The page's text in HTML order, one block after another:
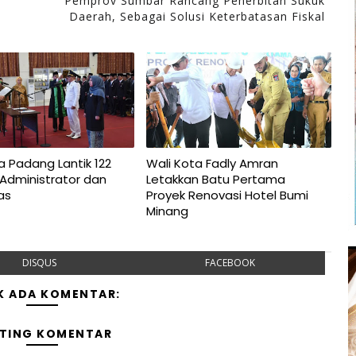
Daerah, Sebagai Solusi Keterbatasan Fiskal
Padang Lantik 122
dan
Wali Kota Fadly Amran
Letakkan Batu Pertama
Proyek Renovasi Hotel Bumi
Minang
DISQUS FACEBOOK
ADA KOMENTAR:
KOMENTAR